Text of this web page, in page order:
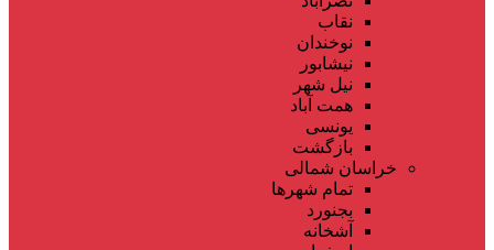
نقاب
نوخندان
نیشابور
نیل شهر
همت آباد
یونسی
بازگشت
خراسان شمالی
تمام شهر‌ها
بجنورد
آشخانه